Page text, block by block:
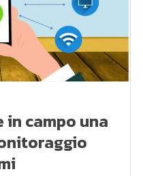
in campo una